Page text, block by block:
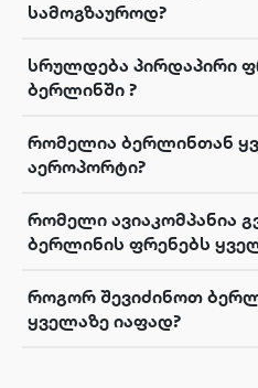
სამოგზაუროდ?
სრულდება პირდაპირი
ბერლინში ?
რომელია ბერლინთან
აეროპორტი?
რომელი ავიაკომპანია
ბერლინის ფრენებს
როგორ შევიძინოთ
ყველაზე იაფად?